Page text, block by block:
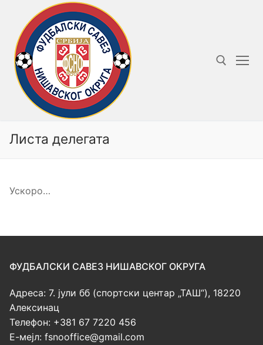
Прескочи
садржаја
Листа делегата
Ускоро…
ФУДБАЛСКИ САВЕЗ НИШАВСКОГ ОКРУГА
Адреса: 7. јули бб (спортски центар „ТАШ“), 18220
Алексинац
Телефон: +381 67 7220 456
Е-мејл: fsnooffice@gmail.com